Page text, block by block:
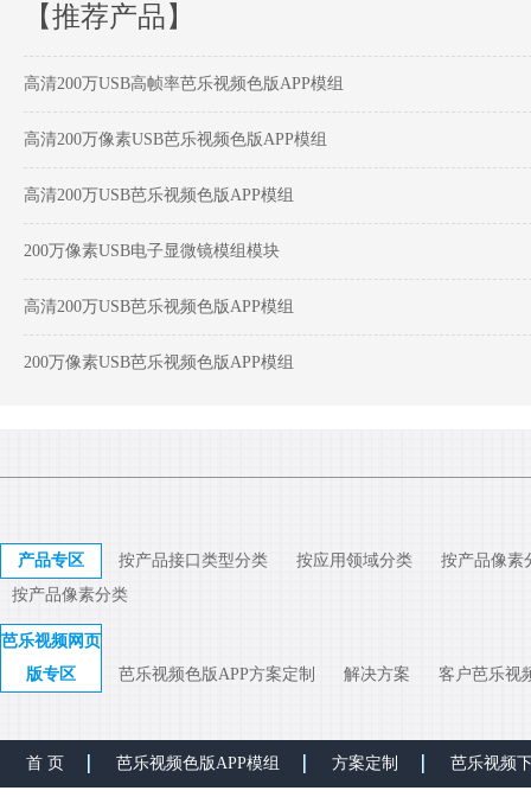
【推荐产品】
高清200万USB高帧率芭乐视频色版APP模组
高清200万像素USB芭乐视频色版APP模组
高清200万USB芭乐视频色版APP模组
200万像素USB电子显微镜模组模块
高清200万USB芭乐视频色版APP模组
200万像素USB芭乐视频色版APP模组
产品专区 按产品接口类型分类 按应用领域分类
按产品像素
按产品像素分类
芭乐视频网页
版专区
芭乐视频色版APP方案定制 解决方案 客户芭乐视
首 页 芭乐视频色版APP模组 方案定制 芭乐视频